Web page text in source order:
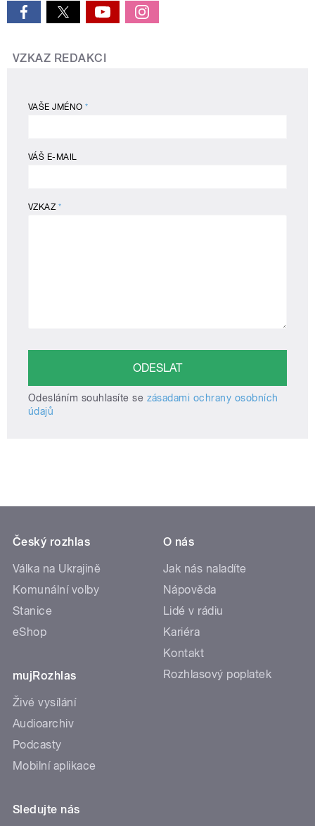
VZKAZ REDAKCI
VAŠE JMÉNO*
VÁŠ E-MAIL
VZKAZ *
Odesláním souhlasíte se zásadami ochrany osobních
údajů
Český rozhlas
Válka na Ukrajině
Komunální volby
Stanice
eShop
mujRozhlas
Živé vysílání
Audioarchiv
Podcasty
Mobilní aplikace
O nás
Jak nás naladíte
Nápověda
Lidé v rádiu
Kariéra
Kontakt
Rozhlasový poplatek
Sledujte nás